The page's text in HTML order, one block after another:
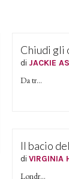
Chiudi gli
di JACKIE
Da tr...
Il bacio
di VIRGINIA
Londr...